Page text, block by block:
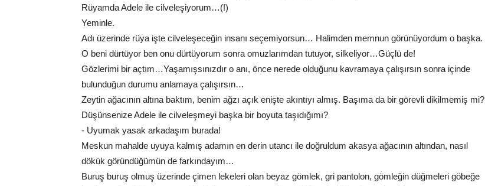
Rüyamda Adele ile cilveleşiyorum…(!)
Yeminle.
Adı üzerinde rüya işte cilveleşeceğin insanı seçemiyorsun… Halimden memnun görünüyordum o başka.
O beni dürtüyor ben onu dürtüyorum sonra omuzlarımdan tutuyor, silkeliyor…Güçlü de!
Gözlerimi bir açtım…Yaşamışsınızdır o anı, önce nerede olduğunu kavramaya çalışırsın sonra içinde
bulunduğun durumu anlamaya çalışırsın…
Zeytin ağacının altına baktım, benim ağzı açık enişte akıntıyı almış. Başıma da bir görevli dikilmemiş mi?
Düşünsenize Adele ile cilveleşmeyi başka bir boyuta taşıdığımı?
- Uyumak yasak arkadaşım burada!
Meskun mahalde uyuya kalmış adamın en derin utancı ile doğruldum akasya ağacının altından, nasıl
dökük göründüğümün de farkındayım…
Buruş buruş olmuş üzerinde çimen lekeleri olan beyaz gömlek, gri pantolon, gömleğin düğmeleri göbeğe